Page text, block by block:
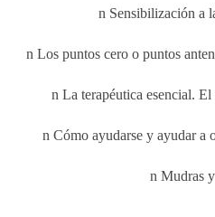
n Sensibilización a
n Los puntos cero o puntos
n La terapéutica esencial.
n Cómo ayudarse y ayudar a
n Mudras